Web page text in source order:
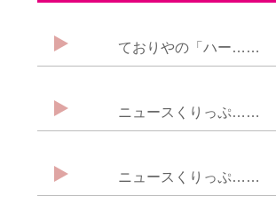
ておりやの「ハー……
ニュースくりっぷ……
ニュースくりっぷ……